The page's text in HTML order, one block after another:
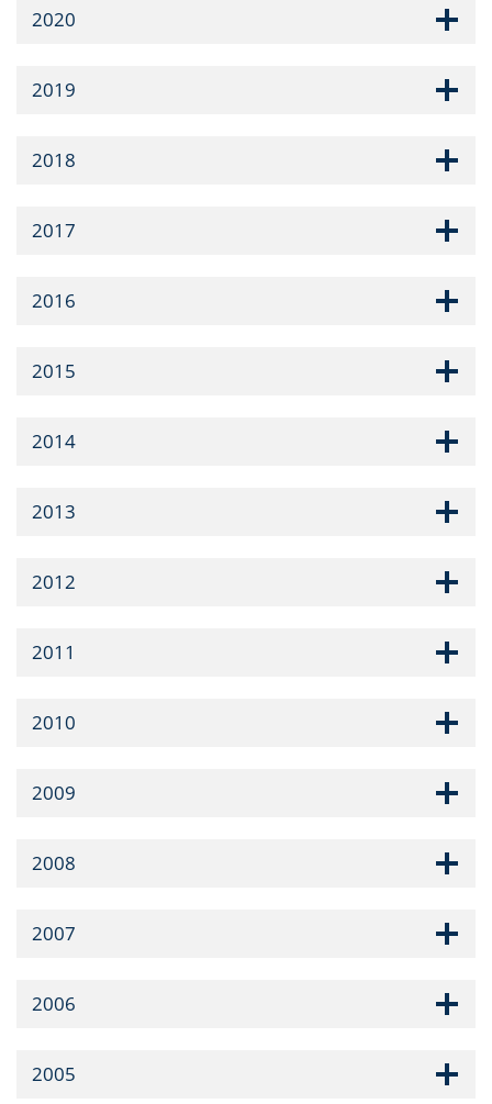
2020
2019
2018
2017
2016
2015
2014
2013
2012
2011
2010
2009
2008
2007
2006
2005